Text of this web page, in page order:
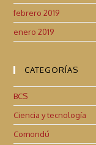
febrero 2019
enero 2019
CATEGORÍAS
BCS
Ciencia y tecnología
Comondú